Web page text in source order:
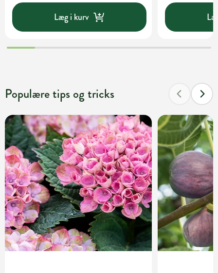
Læg i kurv
Populære tips og tricks